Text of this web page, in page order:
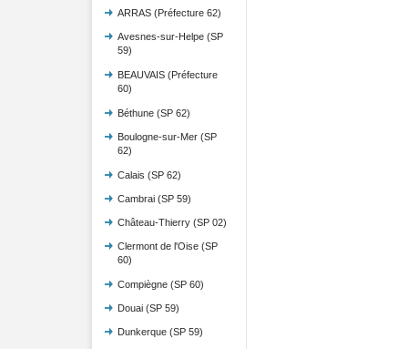
ARRAS (Préfecture 62)
Avesnes-sur-Helpe (SP
59)
BEAUVAIS (Préfecture
60)
Béthune (SP 62)
Boulogne-sur-Mer (SP
62)
Calais (SP 62)
Cambrai (SP 59)
Château-Thierry (SP 02)
Clermont de l'Oise (SP
60)
Compiègne (SP 60)
Douai (SP 59)
Dunkerque (SP 59)